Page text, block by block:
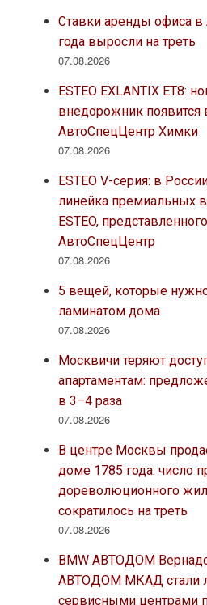
Ставки аренды офиса в
года выросли на треть
07.08.2026
ESTEO EXLANTIX ET8:
внедорожник появится
АвтоСпецЦентр Химки
07.08.2026
ESTEO V-серия: в
линейка премиальных
ESTEO,
АвтоСпецЦентр
07.08.2026
5 вещей, которые
ламинатом дома
07.08.2026
Москвичи теряют
апартаментам:
в 3–4 раза
07.08.2026
В центре Москвы
доме 1785 года: число
дореволюционного
сократилось на треть
07.08.2026
BMW АВТОДОМ
АВТОДОМ МКАД стали
сервисными центрами